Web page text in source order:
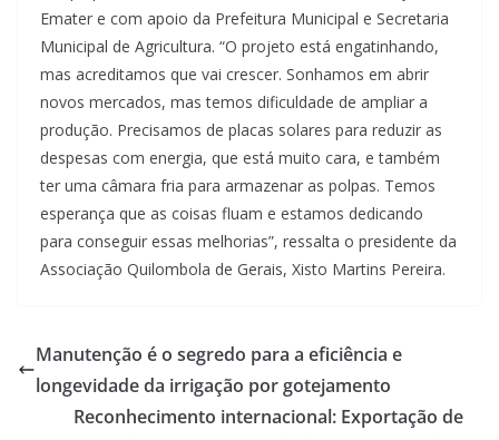
Emater e com apoio da Prefeitura Municipal e Secretaria
Municipal de Agricultura. “O projeto está engatinhando,
mas acreditamos que vai crescer. Sonhamos em abrir
novos mercados, mas temos dificuldade de ampliar a
produção. Precisamos de placas solares para reduzir as
despesas com energia, que está muito cara, e também
ter uma câmara fria para armazenar as polpas. Temos
esperança que as coisas fluam e estamos dedicando
para conseguir essas melhorias”, ressalta o presidente da
Associação Quilombola de Gerais, Xisto Martins Pereira.
Manutenção é o segredo para a eficiência e
longevidade da irrigação por gotejamento
Reconhecimento internacional: Exportação de